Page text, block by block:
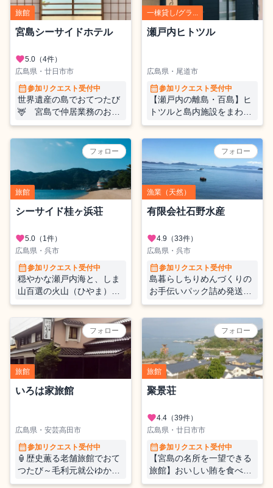
旅館
宮島シーサイドホテル
favorite5.0 （4件）
広島県・廿日市市
calendar_month参加リクエスト受付中
世界遺産の島でおてつたび
🦌 宮島で仲居業務のお手
伝いをしませんか。
一棟貸し/グラ...
瀬戸内ヒトツル
広島県・尾道市
calendar_month参加リクエスト受付中
【瀬戸内の離島・百島】ヒ
トツルと島内施設をまわっ
て支える、夏のおてつだい
🌊
フォロー
旅館
シーサイド桂ヶ浜荘
favorite5.0 （1件）
広島県・呉市
calendar_month参加リクエスト受付中
穏やかな瀬戸内海と、しま
山百選の火山（ひやま）に
囲まれた自然と歴史のある
島の旅館でおてつたび！
フォロー
漁業（天然）
有限会社石野水産
favorite4.9 （33件）
広島県・呉市
calendar_month参加リクエスト受付中
島暮らしちりめんづくりの
お手伝いパック詰め発送か
ちりめんを作る工場です
重たい荷物や細かい作業ス
ピード重視（忙しさと適正
で職場変わります・車など
で来られる方を優先採用
水揚げによって土曜休みや
平日の勤務時間が3，4時間
になることあり）
フォロー
旅館
いろは家旅館
広島県・安芸高田市
calendar_month参加リクエスト受付中
🏮歴史薫る老舗旅館でおて
つたび～毛利元就公ゆかり
の地で心温まるおもてなし
フォロー
旅館
聚景荘
favorite4.4 （39件）
広島県・廿日市市
calendar_month参加リクエスト受付中
【宮島の名所を一望できる
旅館】おいしい賄を食べな
がらおてつたび♪